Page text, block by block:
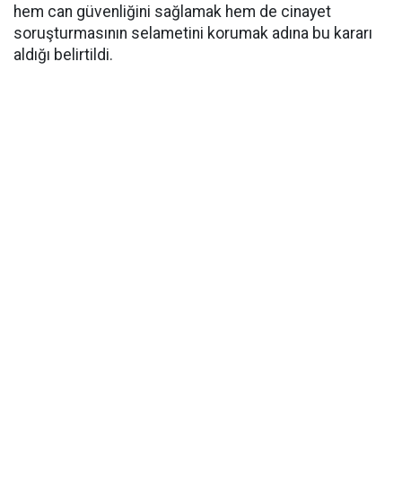
hem can güvenliğini sağlamak hem de cinayet
soruşturmasının selametini korumak adına bu kararı
aldığı belirtildi.